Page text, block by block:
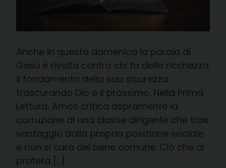
Anche in questa domenica la parola di
Gesù è rivolta contro chi fa della ricchezza
il fondamento della sua sicurezza
trascurando Dio e il prossimo. Nella Prima
Lettura, Amos critica aspramente la
corruzione di una classe dirigente che trae
vantaggio dalla propria posizione sociale
e non si cura del bene comune. Ciò che al
profeta […]